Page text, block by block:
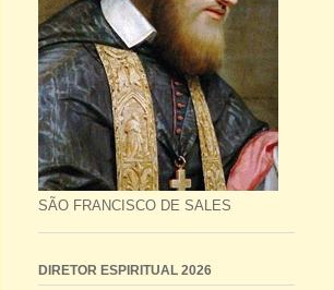
SÃO FRANCISCO DE SALES
DIRETOR ESPIRITUAL 2026